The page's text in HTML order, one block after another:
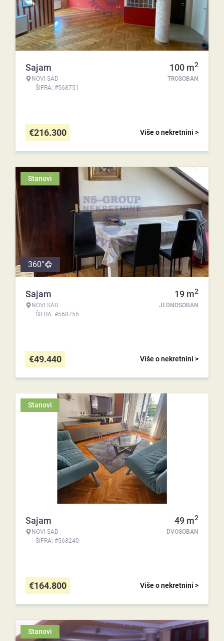
Sajam
NOVI SAD
ŠIFRA: #568751
100 m2
TROSOBAN
Više o nekretnini >
€216.300
Stanovi
360°
Sajam
NOVI SAD
ŠIFRA: #568755
19 m2
JEDNOSOBAN
Više o nekretnini >
€49.440
Stanovi
Sajam
NOVI SAD
ŠIFRA: #568240
49 m2
DVOSOBAN
Više o nekretnini >
€164.800
Stanovi